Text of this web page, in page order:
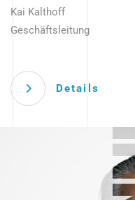
Kai Kalthoff
Geschäftsleitung
Details